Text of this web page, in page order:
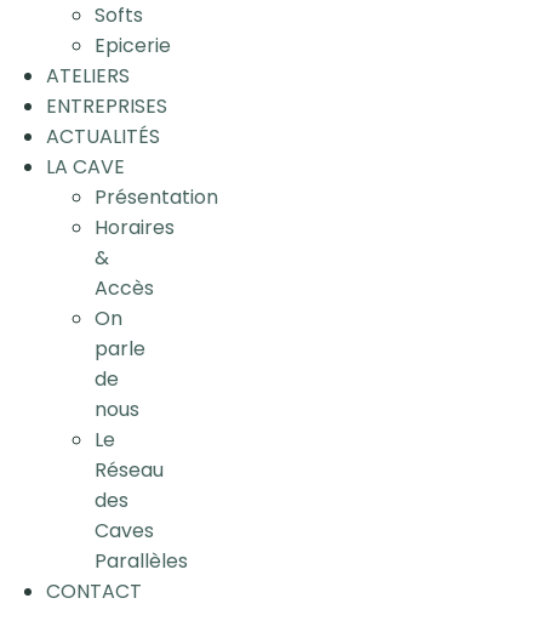
Softs
Epicerie
ATELIERS
ENTREPRISES
ACTUALITÉS
LA CAVE
Présentation
Horaires
&
Accès
On
parle
de
nous
Le
Réseau
des
Caves
Parallèles
CONTACT